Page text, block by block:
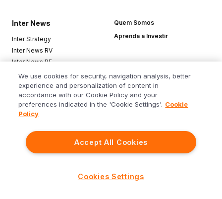
Siga o Inter
Inter News
Inter Strategy
Inter News RV
Inter News RF
Top Funds
Quem Somos
Aprenda a Investir
Baixe o app
We use cookies for security, navigation analysis, better
experience and personalization of content in
accordance with our Cookie Policy and your
preferences indicated in the 'Cookie Settings'. Cookie
Policy
Accept All Cookies
Cookies Settings